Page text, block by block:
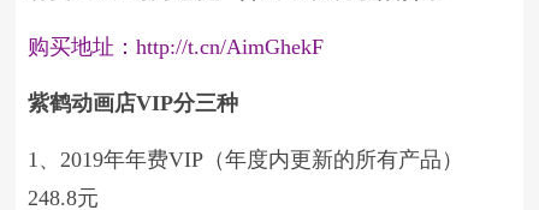
购买地址：http://t.cn/AimGhekF
紫鹤动画店VIP分三种
1、2019年年费VIP（年度内更新的所有产品）
248.8元